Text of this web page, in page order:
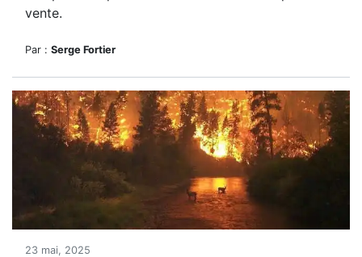
vente.
Par : Serge Fortier
23 mai, 2025